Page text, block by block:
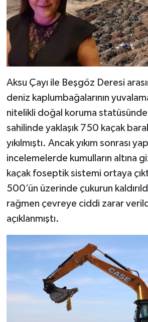
Aksu Çayı ile Beşgöz Deresi
deniz kaplumbağalarının
nitelikli doğal koruma
sahilinde yaklaşık 750 kaçak
yıkılmıştı. Ancak yıkım sonrası
incelemelerde kumulların altına
kaçak foseptik sistemi ortaya
500’ün üzerinde çukurun
rağmen çevreye ciddi zarar
açıklanmıştı.